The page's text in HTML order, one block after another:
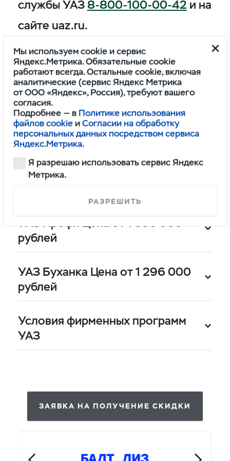
службы УАЗ 8-800-100-00-42 и на
сайте uaz.ru.
УАЗ Патриот Цена от 1 732 500
рублей
10% от цены сделки за счёт
государственной
программы лизинга
УАЗ Пикап цена от 1 755 000
рублей
УАЗ Хантер цена от 1 548 000
10% от цены сделки за счёт
государственной
УАЗ Профи Цена от 1 566 000
рублей
УАЗ Буханка Цена от 1 296 000
рублей
Условия фирменных программ
УАЗ
ЗАЯВКА НА ПОЛУЧЕНИЕ СКИДКИ
Мы используем cookie и сервис
Яндекс.Метрика. Обязательные cookie
работают всегда. Остальные cookie, включая
аналитические (сервис Яндекс Метрика
от ООО «Яндекс», Россия), требуют вашего
согласия.
Подробнее — в Политике использования
файлов cookie иСогласии на обработку
персональных данных посредством сервиса
Яндекс.Метрика.
Я разрешаю использовать сервис Яндекс
Метрика.
РАЗРЕШИТЬ